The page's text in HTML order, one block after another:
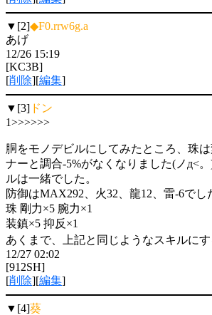
▼[2]◆F0.rrw6g.a
あげ
12/26 15:19
[KC3B]
[削除][編集]
▼[3] ドン
1>>>>>>
胴をモノデビルにしてみたところ、珠
ナーと調合-5%がなくなりました(ノд<
ルは一緒でした。
防御はMAX292、火32、龍12、雷-6でし
珠 剛力×5 腕力×1
装鎮×5 抑反×1
あくまで、上記と同じようなスキルに
12/27 02:02
[912SH]
[削除][編集]
▼[4]葵